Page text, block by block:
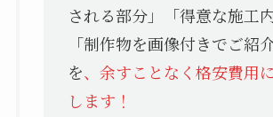
される部分」「得意な施工内
「制作物を画像付きでご紹
を、余すことなく格安費用
します！